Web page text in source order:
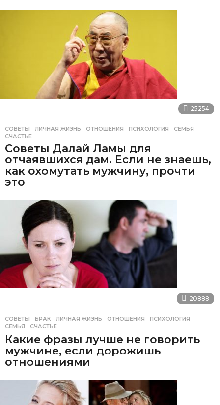
25254
СОВЕТЫ ЛИЧНАЯ ЖИЗНЬ ,ОТНОШЕНИЯ ,ПСИХОЛОГИЯ ,СЕМЬЯ
СЧАСТЬЕ
Советы Далай Ламы для
отчаявшихся дам. Если не знаешь,
как охомутать мужчину, прочти
это
20888
СОВЕТЫ БРАК ,ЛИЧНАЯ ЖИЗНЬ ,ОТНОШЕНИЯ ,ПСИХОЛОГИЯ
СЕМЬЯ
,СЧАСТЬЕ
Какие фразы лучше не говорить
мужчине, если дорожишь
отношениями